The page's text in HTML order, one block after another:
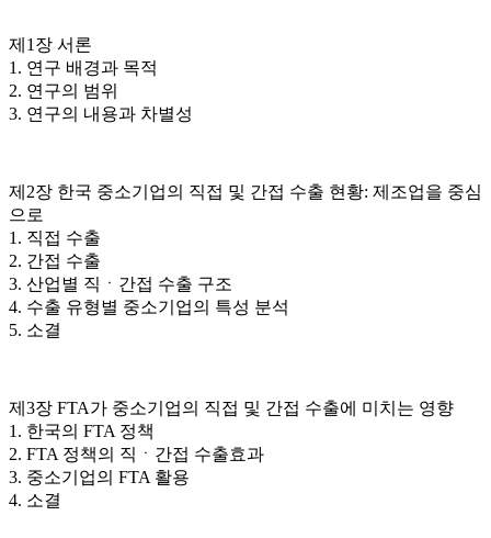
제1장 서론
1. 연구 배경과 목적
2. 연구의 범위
3. 연구의 내용과 차별성
제2장 한국 중소기업의 직접 및 간접 수출 현황: 제조업을 중심
으로
1. 직접 수출
2. 간접 수출
3. 산업별 직ㆍ간접 수출 구조
4. 수출 유형별 중소기업의 특성 분석
5. 소결
제3장 FTA가 중소기업의 직접 및 간접 수출에 미치는 영향
1. 한국의 FTA 정책
2. FTA 정책의 직ㆍ간접 수출효과
3. 중소기업의 FTA 활용
4. 소결